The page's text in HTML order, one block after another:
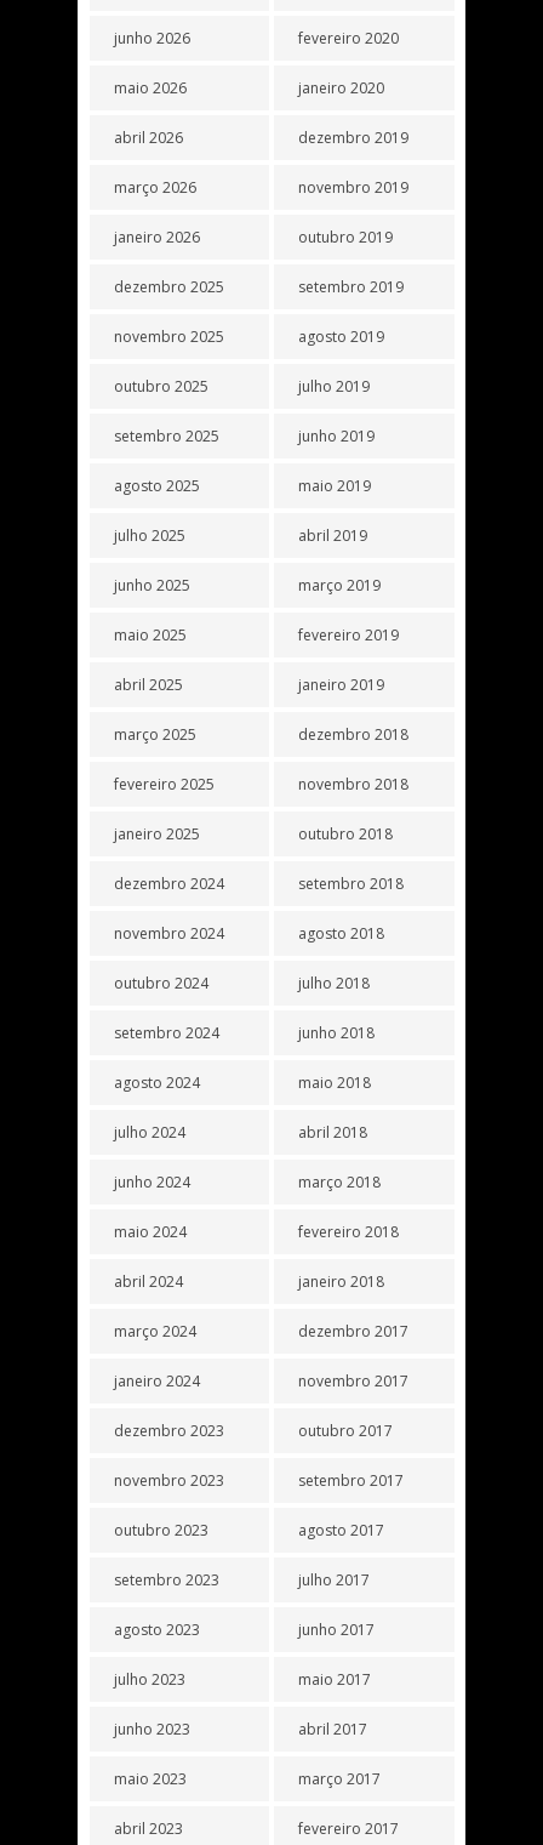
junho 2026
maio 2026
abril 2026
março 2026
janeiro 2026
dezembro 2025
novembro 2025
outubro 2025
setembro 2025
agosto 2025
julho 2025
junho 2025
maio 2025
abril 2025
março 2025
fevereiro 2025
janeiro 2025
dezembro 2024
novembro 2024
outubro 2024
setembro 2024
agosto 2024
julho 2024
junho 2024
maio 2024
abril 2024
março 2024
janeiro 2024
dezembro 2023
novembro 2023
outubro 2023
setembro 2023
agosto 2023
julho 2023
junho 2023
maio 2023
abril 2023
fevereiro 2020
janeiro 2020
dezembro 2019
novembro 2019
outubro 2019
setembro 2019
agosto 2019
julho 2019
junho 2019
maio 2019
abril 2019
março 2019
fevereiro 2019
janeiro 2019
dezembro 2018
novembro 2018
outubro 2018
setembro 2018
agosto 2018
julho 2018
junho 2018
maio 2018
abril 2018
março 2018
fevereiro 2018
janeiro 2018
dezembro 2017
novembro 2017
outubro 2017
setembro 2017
agosto 2017
julho 2017
junho 2017
maio 2017
abril 2017
março 2017
fevereiro 2017